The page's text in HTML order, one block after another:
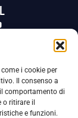
i cookie per
Il consenso a
comportamento di
ritirare il
e funzioni.
che vigila sulle modalità